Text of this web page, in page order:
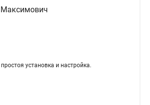
установка и настройка.